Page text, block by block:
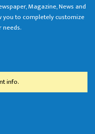
Magazine, News and
you to completely customize
info.